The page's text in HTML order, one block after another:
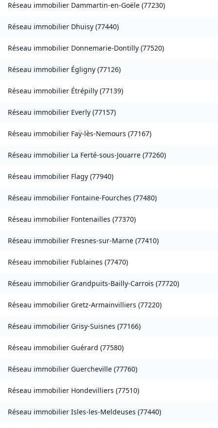
Réseau immobilier Dammartin-en-Goële (77230)
Réseau immobilier Dhuisy (77440)
Réseau immobilier Donnemarie-Dontilly (77520)
Réseau immobilier Égligny (77126)
Réseau immobilier Étrépilly (77139)
Réseau immobilier Everly (77157)
Réseau immobilier Faÿ-lès-Nemours (77167)
Réseau immobilier La Ferté-sous-Jouarre (77260)
Réseau immobilier Flagy (77940)
Réseau immobilier Fontaine-Fourches (77480)
Réseau immobilier Fontenailles (77370)
Réseau immobilier Fresnes-sur-Marne (77410)
Réseau immobilier Fublaines (77470)
Réseau immobilier Grandpuits-Bailly-Carrois (77720)
Réseau immobilier Gretz-Armainvilliers (77220)
Réseau immobilier Grisy-Suisnes (77166)
Réseau immobilier Guérard (77580)
Réseau immobilier Guercheville (77760)
Réseau immobilier Hondevilliers (77510)
Réseau immobilier Isles-les-Meldeuses (77440)